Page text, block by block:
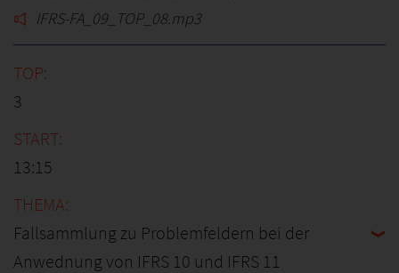
IFRS-FA_09_TOP_08.mp3
3
13:15
Fallsammlung zu Problemfeldern bei der
Anwednung von IFRS 10 und IFRS 11